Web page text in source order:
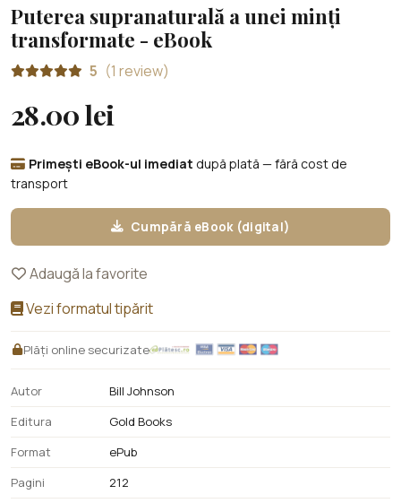
Puterea supranaturală a unei minți
transformate - eBook
5 (1 review)
28.00 lei
Primești eBook-ul imediat după plată — fără cost de
transport
Cumpără eBook (digital)
Adaugă la favorite
Vezi formatul tipărit
Plăți online securizate
Autor
Bill Johnson
Editura
Gold Books
Format
ePub
Pagini
212